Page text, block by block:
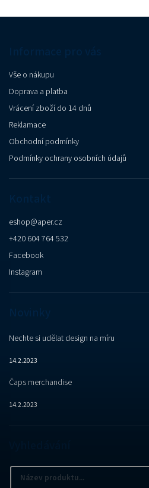
Vše o nákupu
Doprava a platba
Vrácení zboží do 14 dnů
Reklamace
Obchodní podmínky
Podmínky ochrany osobních údajů
eshop@aper.cz
+420 604 764 532
Facebook
Instagram
Nechte si udělat design na míru
14.2.2023
Čaps merchandise
14.2.2023